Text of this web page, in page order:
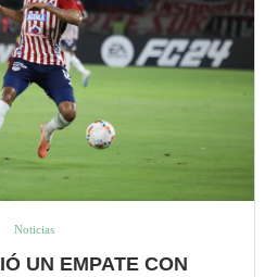
Noticias
UN EMPATE CON